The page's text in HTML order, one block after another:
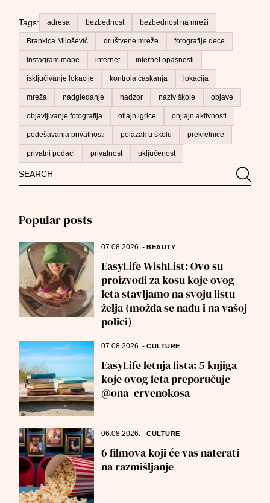
Search
for:
Popular posts
07.08.2026.-BEAUTY
EasyLife WishList: Ovo su
proizvodi za kosu koje ovog
leta stavljamo na svoju listu
želja (možda se nađu i na vašoj
polici)
07.08.2026.-CULTURE
EasyLife letnja lista: 5 knjiga
koje ovog leta preporučuje
@ona_crvenokosa
06.08.2026.-CULTURE
6 filmova koji će vas naterati
na razmišljanje
Tags: adresa bezbednost bezbednost na mreži
Brankica Milošević društvene mreže fotografije dece
Instagram mape internet internet opasnosti
isključivanje lokacije kontrola ćaskanja lokacija
mreža nadgledanje nadzor naziv škole objave
objavljivanje fotografija oflajn igrice onjlajn aktivnosti
podešavanja privatnosti polazak u školu prekretnice
privatni podaci privatnost uključenost